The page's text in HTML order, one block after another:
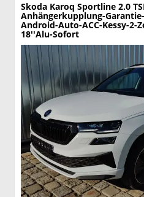
Skoda Karoq Sportline 2.0
Anhängerkupplung-
Android-Auto-ACC-Kessy-
18''Alu-Sofort